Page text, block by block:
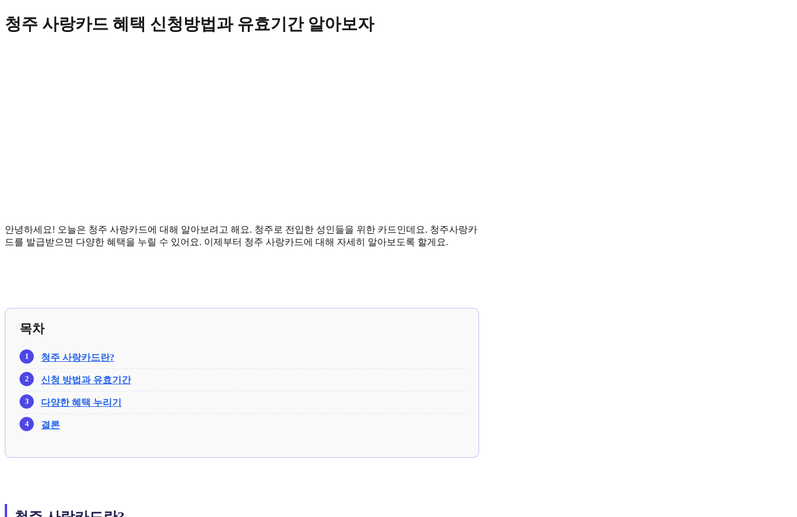
Skip
to
청주 사랑카드 혜택 신청방법과 유효기간 알아보자
안녕하세요! 오늘은 청주 사랑카드에 대해 알아보려고 해요. 청주로 전입한 성인들을 위한 카드인데요. 청주사랑카
드를 발급받으면 다양한 혜택을 누릴 수 있어요. 이제부터 청주 사랑카드에 대해 자세히 알아보도록 할게요.
목차
청주 사랑카드란?
신청 방법과 유효기간
다양한 혜택 누리기
결론